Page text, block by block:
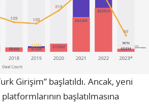
Girişim” başlatıldı. Ancak, yeni
başlatılmasına